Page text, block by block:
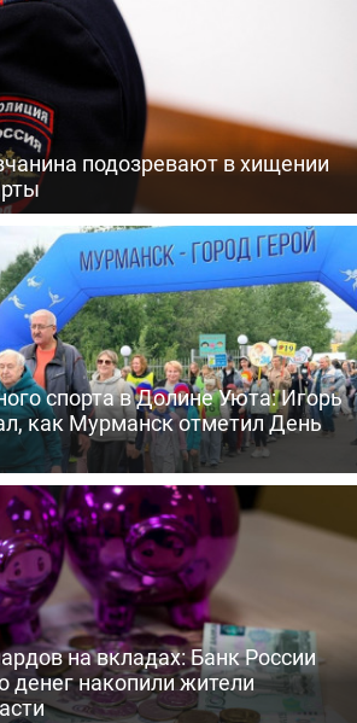
подозревают в хищении
спорта в Долине Уюта: Игорь
как Мурманск отметил День
на вкладах: Банк России
денег накопили жители